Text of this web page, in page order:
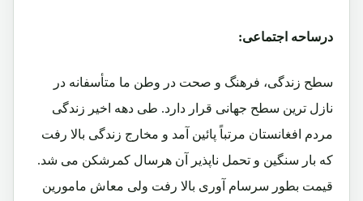
درساحه اجتماعی:
سطح زندگی، فرهنگ و صحت در وطن ما متأسفانه در
نازل ترین سطح جهانی قرار دارد. طی دهه اخیر زندگی
مردم افغانستان مرتباً پائین آمد و مخارج زندگی بالا رفت
که بار سنگین و تحمل ناپذیر آن هرسال کمرشکن می شد.
قیمت بطور سرسام آوری بالا رفت ولی معاش مامورین